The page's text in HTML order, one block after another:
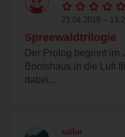
23.04.2018 –
Spreewaldtrilogie
Der Prolog beginnt im
Bootshaus in die Luft
dabei...
sailor